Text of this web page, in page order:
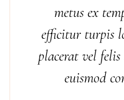
metus ex
efficitur turpis
placerat vel
euismod